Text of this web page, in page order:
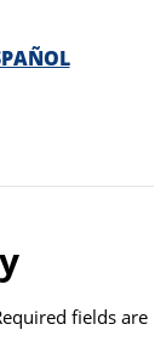
fields are